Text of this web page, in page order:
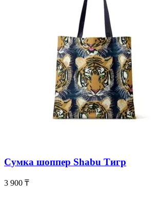
Сумка шоппер Shabu Тигр
3 900 ₸